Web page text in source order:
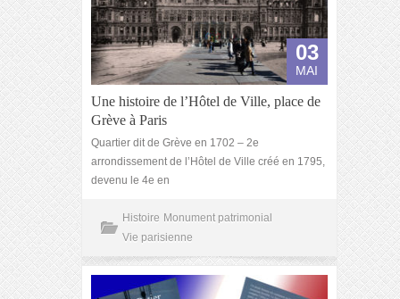
03
MAI
Une histoire de l’Hôtel de Ville, place de
Grève à Paris
Quartier dit de Grève en 1702 – 2e
arrondissement de l’Hôtel de Ville créé en 1795,
devenu le 4e en
Histoire Monument patrimonial
Vie parisienne